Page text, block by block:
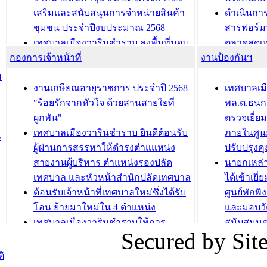
บทความ อื่นๆ ... บทความ อื่นๆ ...
เสริมและสนับสนุนการจำหน่ายสินค้า
ชุมชน ประจำปีงบประมาณ 2568
เทศบาลเมืองวารินชำราบ ลงพื้นที่มอบ
น้ำดื่มแก่ผู้พักอาศัย ณ ศูนย์พักพิง
กองสวัสดิการสังคม เทศบาลเมือง
วารินชำราบ จัดโครงการอบรมอาชีพ
ระยะสั้น ประจำปี 2568 (หลักสูตรการ
ถักทอผลิตภัณฑ์จากถุงพลาสติก)
บทความ อื่นๆ ...
ดำเนินกา
สารฟอร์
ตลาดสดเ
วารินชำร
ถนนแก่เ
เด็กเล็ก
เทศบาลเ
ปรึกษาห
วัยของอ
บทความ อื่นๆ ...
กองการเจ้าหน้าที่
งานเกษียณอายุราชการ ประจำปี 2568
"ร้อยรักจากหัวใจ ด้วยสานสายใยที่
ผูกพัน"
เทศบาลเมืองวารินชำราบ ยินดีต้อนรับ
ผู้ผ่านการสรรหาให้ดำรงตำแแหน่ง
สายงานผู้บริหาร ตำแหน่งรองปลัด
เทศบาล และหัวหน้าสำนักปลัดเทศบาล
ต้อนรับเจ้าหน้าที่เทศบาลใหม่ซึ่งได้รับ
โอน ย้ายมาใหม่ใน 4 ตำแหน่ง
เทศบาลเมืองวารินชำราบให้การ
ต้อนรับพนักงานเทศบาลผู้ผ่านการ
สรรหาให้ดำรงตำแหน่งสายงานผู้
งานป้องกันฯ
เทศบาลเ
พล.ต.ธน
ตรวจเยี่ย
ภายในศู
ปรับปรุง
นายกเห
ได้เข้าเยี่
ศูนย์พักพิ
และมอบ
สนับสนุน
ภัยน้ำท่วม
ภาพบรร
Secured by